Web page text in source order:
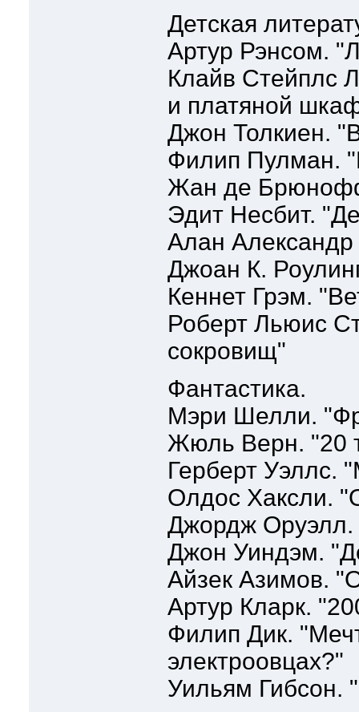
Детская
Артур Рэнсом.
Клайв Стейплс
и платяной
Джон Толкиен.
Филип Пулман.
Жан де
Эдит Несбит.
Алан
Джоан К.
Кеннет Грэм.
Роберт Льюис
сокровищ"
Фантастика.
Мэри Шелли.
Жюль Верн. "20
Герберт Уэллс.
Олдос Хаксли.
Джордж Оруэлл.
Джон Уиндэм.
Айзек Азимов.
Артур Кларк.
Филип Дик.
электроовцах?"
Уильям Гибсон.